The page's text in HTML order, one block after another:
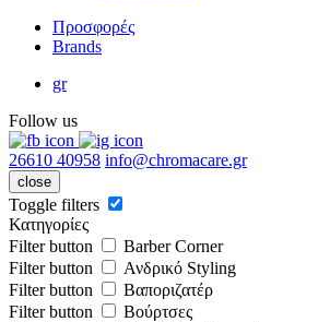
Προσφορές
Brands
gr
Follow us
26610 40958 info@chromacare.gr
close
Toggle filters
Κατηγορίες
Filter button
Barber Corner
Filter button
Ανδρικό Styling
Filter button
Βαποριζατέρ
Filter button
Βούρτσες